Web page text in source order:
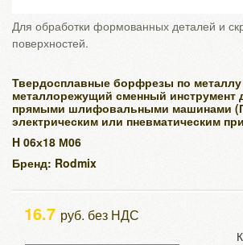
Для обработки формованных деталей и
поверхностей.
Твердосплавные борфрезы по металлу
металлорежущий сменный инструмент
прямыми шлифовальными машинами
электрическим или пневматическим
H 06х18 М06
Бренд: Rodmix
16.7 руб. без НДС